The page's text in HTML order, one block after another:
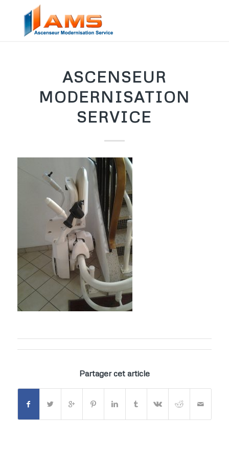
ASCENSEUR
MODERNISATION
SERVICE
Partager cet article